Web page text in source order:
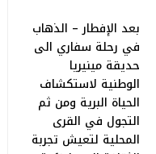
بعد الإفطار – الذهاب
في رحلة سفاري الى
حديقة مينيريا
الوطنية لاستكشاف
الحياة البرية ومن ثم
التجول في القرى
المحلية لتعيش تجربة